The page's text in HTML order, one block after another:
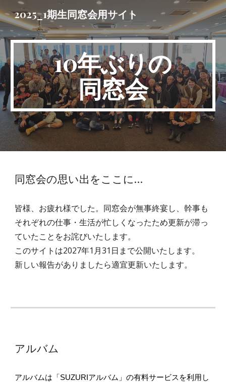
Skip to main content Skip to navigation
2025_1期生同窓会用サイト
10年ぶりの
同窓会
同窓会の思い出をここに…
皆様、お疲れ様でした。同窓会が無事終宴し、幹事も
それぞれの仕事・生活が忙しくなったため更新が滞っ
ていたことをお詫びいたします。
このサイトは2027年1月31日まで公開いたします。
新しい報告がありましたら適宜更新いたします。
アルバム
アルバムは「SUZURIアルバム」の有料サービスを利用し